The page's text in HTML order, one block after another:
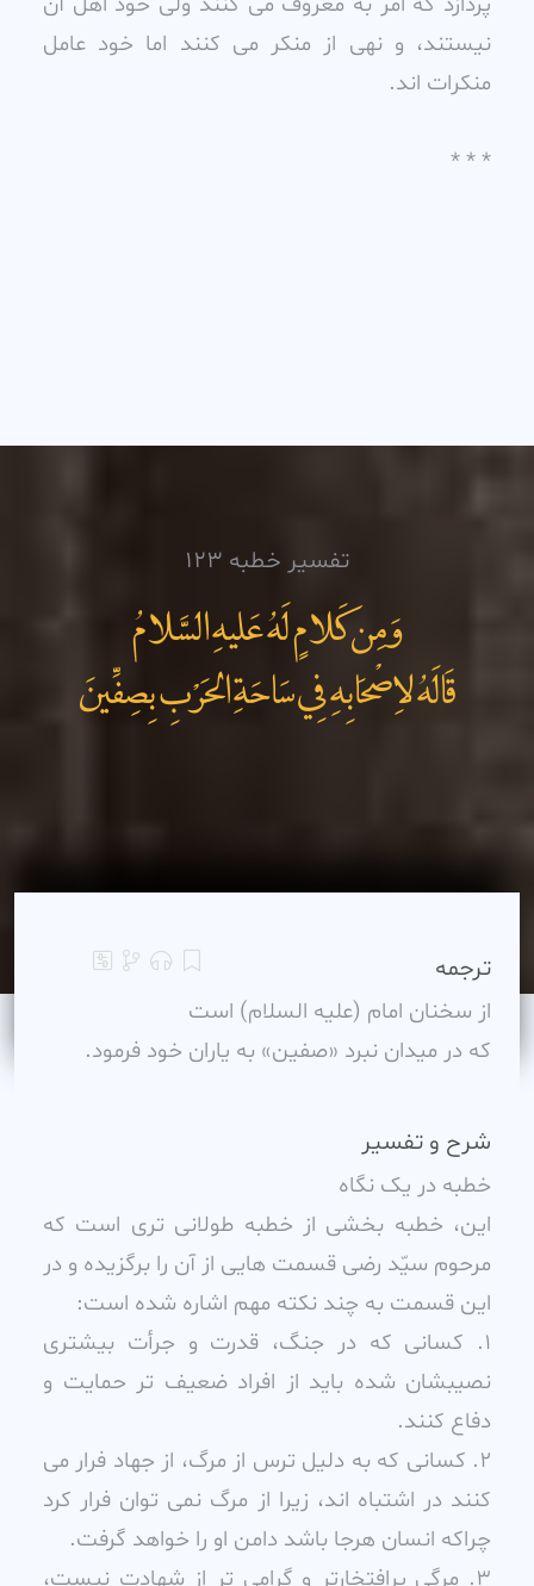
نيستند، و نهى از منکر مى کنند اما خود عامل
منکرات اند.
* * *
تفسیر خطبه 123
وَمِن کَلامٍ لَهُ عَليهِ السَّلامُ
قَالَهُ لاِصْحَابِهِ فِي سَاحَةِ الحَرْبِ بِصِفِّينَ
ترجمه
از سخنان امام (عليه السلام) است
که در ميدان نبرد «صفين» به ياران خود فرمود.
شرح و تفسیر
خطبه در يک نگاه
اين، خطبه بخشى از خطبه طولانى ترى است که
مرحوم سيّد رضى قسمت هايى از آن را برگزيده و در
اين قسمت به چند نکته مهم اشاره شده است:
1. کسانى که در جنگ، قدرت و جرأت بيشترى
نصيبشان شده بايد از افراد ضعيف تر حمايت و
دفاع کنند.
2. کسانى که به دليل ترس از مرگ، از جهاد فرار مى
کنند در اشتباه اند، زيرا از مرگ نمى توان فرار کرد
چراکه انسان هرجا باشد دامن او را خواهد گرفت.
3. مرگى پرافتخارتر و گرامى تر از شهادت نيست،